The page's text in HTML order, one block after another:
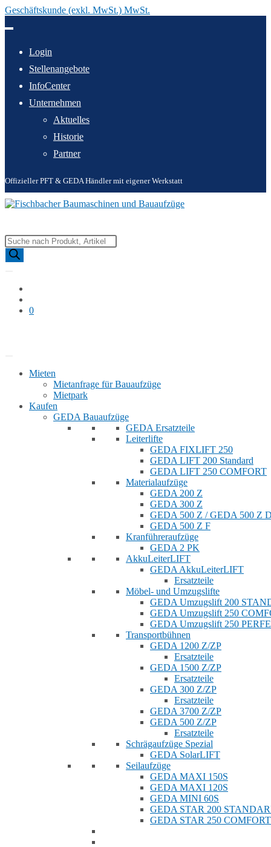
Geschäftskunde (exkl. MwSt.) MwSt.
Inhalt
Login
Stellenangebote
InfoCenter
Unternehmen
Aktuelles
Historie
Partner
Offizieller PFT & GEDA Händler mit eigener Werkstatt
Products
search
0
Mieten
Mietanfrage für Bauaufzüge
Mietpark
Kaufen
GEDA Bauaufzüge
GEDA Ersatzteile
Leiterlifte
GEDA FIXLIFT 250
GEDA LIFT 200 Standard
GEDA LIFT 250 COMFORT
Materialaufzüge
GEDA 200 Z
GEDA 300 Z
GEDA 500 Z / GEDA 500 Z
GEDA 500 Z F
Kranführeraufzüge
GEDA 2 PK
AkkuLeiterLIFT
GEDA AkkuLeiterLIFT
Ersatzteile
Möbel- und Umzugslifte
GEDA Umzugslift 200
GEDA Umzugslift 250
GEDA Umzugslift 250
Transportbühnen
GEDA 1200 Z/ZP
Ersatzteile
GEDA 1500 Z/ZP
Ersatzteile
GEDA 300 Z/ZP
Ersatzteile
GEDA 3700 Z/ZP
GEDA 500 Z/ZP
Ersatzteile
Schrägaufzüge Spezial
GEDA SolarLIFT
Seilaufzüge
GEDA MAXI 150S
GEDA MAXI 120S
GEDA MINI 60S
GEDA STAR 200
GEDA STAR 250 COMFORT